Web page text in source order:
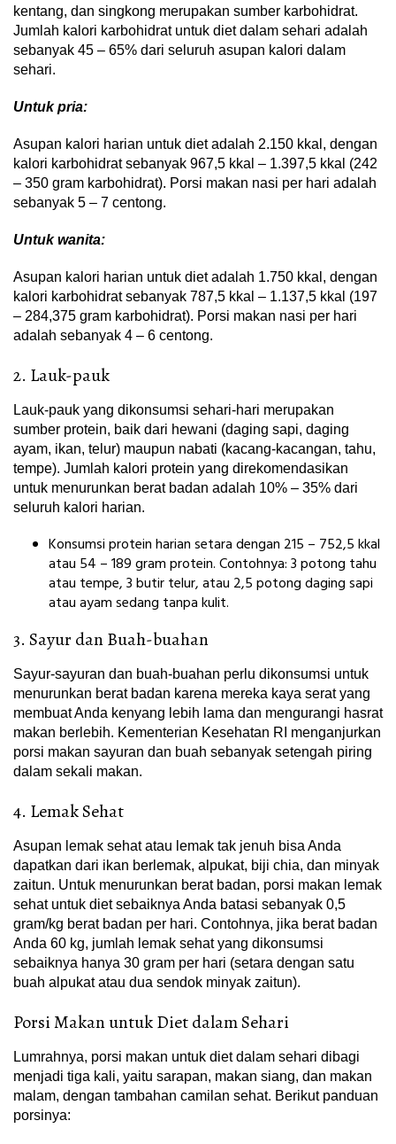
kentang, dan singkong merupakan sumber karbohidrat.
Jumlah kalori karbohidrat untuk diet dalam sehari adalah
sebanyak 45 – 65% dari seluruh asupan kalori dalam
sehari.
Untuk pria:
Asupan kalori harian untuk diet adalah 2.150 kkal, dengan
kalori karbohidrat sebanyak 967,5 kkal – 1.397,5 kkal (242
– 350 gram karbohidrat). Porsi makan nasi per hari adalah
sebanyak 5 – 7 centong.
Untuk wanita:
Asupan kalori harian untuk diet adalah 1.750 kkal, dengan
kalori karbohidrat sebanyak 787,5 kkal – 1.137,5 kkal (197
– 284,375 gram karbohidrat). Porsi makan nasi per hari
adalah sebanyak 4 – 6 centong.
2. Lauk-pauk
Lauk-pauk yang dikonsumsi sehari-hari merupakan
sumber protein, baik dari hewani (daging sapi, daging
ayam, ikan, telur) maupun nabati (kacang-kacangan, tahu,
tempe). Jumlah kalori protein yang direkomendasikan
untuk menurunkan berat badan adalah 10% – 35% dari
seluruh kalori harian.
Konsumsi protein harian setara dengan 215 – 752,5 kkal
atau 54 – 189 gram protein. Contohnya: 3 potong tahu
atau tempe, 3 butir telur, atau 2,5 potong daging sapi
atau ayam sedang tanpa kulit.
3. Sayur dan Buah-buahan
Sayur-sayuran dan buah-buahan perlu dikonsumsi untuk
menurunkan berat badan karena mereka kaya serat yang
membuat Anda kenyang lebih lama dan mengurangi hasrat
makan berlebih. Kementerian Kesehatan RI menganjurkan
porsi makan sayuran dan buah sebanyak setengah piring
dalam sekali makan.
4. Lemak Sehat
Asupan lemak sehat atau lemak tak jenuh bisa Anda
dapatkan dari ikan berlemak, alpukat, biji chia, dan minyak
zaitun. Untuk menurunkan berat badan, porsi makan lemak
sehat untuk diet sebaiknya Anda batasi sebanyak 0,5
gram/kg berat badan per hari. Contohnya, jika berat badan
Anda 60 kg, jumlah lemak sehat yang dikonsumsi
sebaiknya hanya 30 gram per hari (setara dengan satu
buah alpukat atau dua sendok minyak zaitun).
Porsi Makan untuk Diet dalam Sehari
Lumrahnya, porsi makan untuk diet dalam sehari dibagi
menjadi tiga kali, yaitu sarapan, makan siang, dan makan
malam, dengan tambahan camilan sehat. Berikut panduan
porsinya: